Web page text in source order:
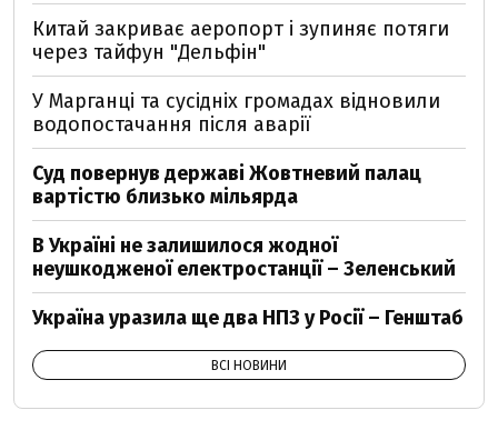
Китай закриває аеропорт і зупиняє потяги
через тайфун "Дельфін"
У Марганці та сусідніх громадах відновили
водопостачання після аварії
Суд повернув державі Жовтневий палац
вартістю близько мільярда
В Україні не залишилося жодної
неушкодженої електростанції – Зеленський
Україна уразила ще два НПЗ у Росії – Генштаб
ВСІ НОВИНИ